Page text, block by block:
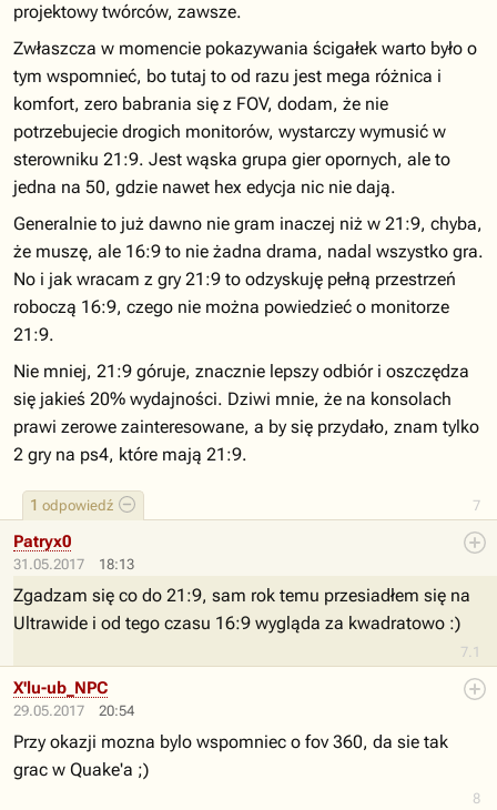
7
1 odpowiedź
projektowy twórców, zawsze.
Zwłaszcza w momencie pokazywania ścigałek warto było o
tym wspomnieć, bo tutaj to od razu jest mega różnica i
komfort, zero babrania się z FOV, dodam, że nie
potrzebujecie drogich monitorów, wystarczy wymusić w
sterowniku 21:9. Jest wąska grupa gier opornych, ale to
jedna na 50, gdzie nawet hex edycja nic nie dają.
Generalnie to już dawno nie gram inaczej niż w 21:9, chyba,
że muszę, ale 16:9 to nie żadna drama, nadal wszystko gra.
No i jak wracam z gry 21:9 to odzyskuję pełną przestrzeń
roboczą 16:9, czego nie można powiedzieć o monitorze
21:9.
Nie mniej, 21:9 góruje, znacznie lepszy odbiór i oszczędza
się jakieś 20% wydajności. Dziwi mnie, że na konsolach
prawi zerowe zainteresowane, a by się przydało, znam tylko
2 gry na ps4, które mają 21:9.
31.05.2017 18:13
7.1
Patryx0
Zgadzam się co do 21:9, sam rok temu przesiadłem się na
Ultrawide i od tego czasu 16:9 wygląda za kwadratowo :)
29.05.2017 20:54
8
X'lu-ub_NPC
Przy okazji mozna bylo wspomniec o fov 360, da sie tak
grac w Quake'a ;)